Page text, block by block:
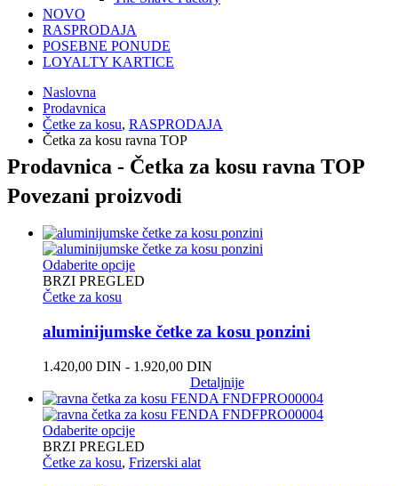
NOVO
RASPRODAJA
POSEBNE PONUDE
LOYALTY KARTICE
Naslovna
Prodavnica
Četke za kosu, RASPRODAJA
Četka za kosu ravna TOP
Prodavnica - Četka za kosu ravna TOP
Povezani proizvodi
Odaberite opcije
BRZI PREGLED
Četke za kosu
aluminijumske četke za kosu ponzini
1.420,00 DIN - 1.920,00 DIN
Detaljnije
Odaberite opcije
BRZI PREGLED
Četke za kosu, Frizerski alat